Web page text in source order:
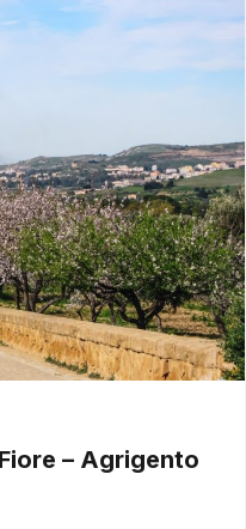
– Agrigento